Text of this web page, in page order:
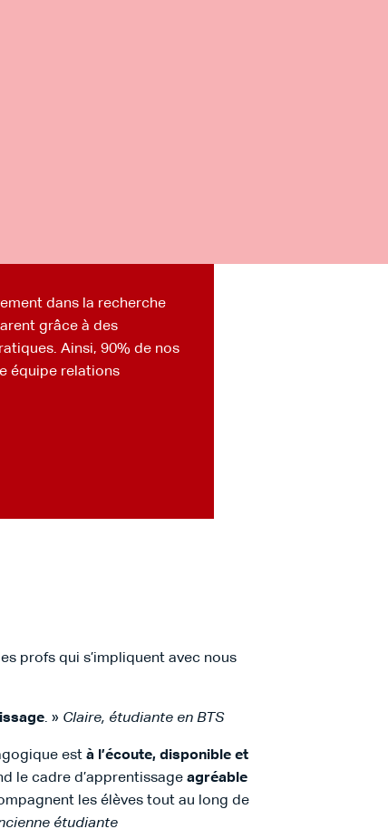
dans la recherche
grâce à des
Ainsi, 90% de nos
équipe relations
profs qui s’impliquent avec nous
. » Claire, étudiante en BTS
est à l’écoute, disponible et
le cadre d’apprentissage agréable
les élèves tout au long de
étudiante